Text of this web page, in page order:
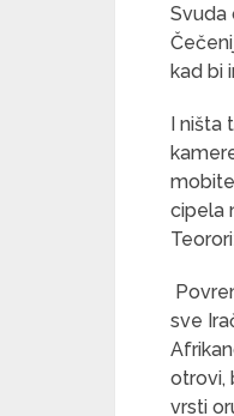
Svuda
kad bi
I ništa
cipela
sve
otrovi,
vrsti